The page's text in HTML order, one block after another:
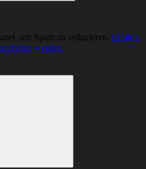
um Spam zu reduzieren. Erfahre,
werden.